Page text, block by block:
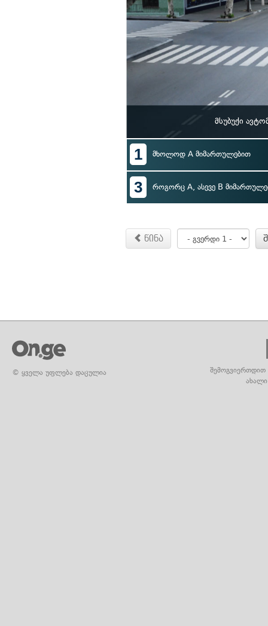
მსუბუქი
1 მხოლოდ A მიმართულებით
3 როგორც A, ასევე B
წინა
© ყველა უფლება დაცულია
შემოგვიერთდით
ახალი